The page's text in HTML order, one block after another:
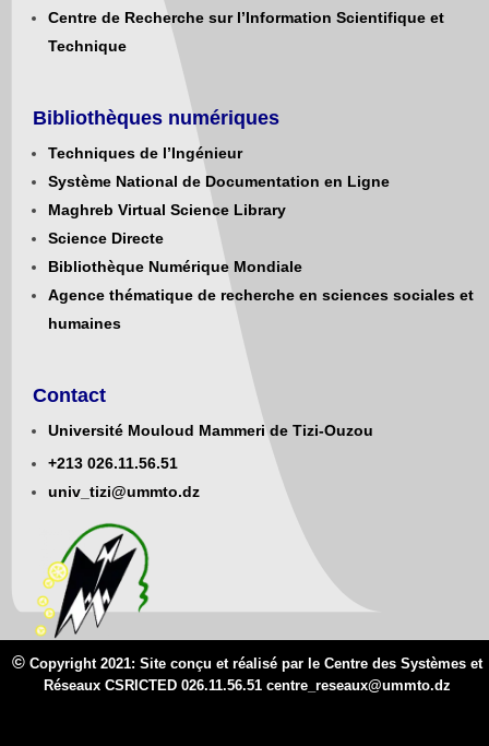
Centre de Recherche sur l’Information Scientifique et
Technique
Bibliothèques numériques
Techniques de l’Ingénieur
Système National de Documentation en Ligne
Maghreb Virtual Science Library
Science Directe
Bibliothèque Numérique Mondiale
Agence thématique de recherche en sciences sociales et
humaines
Contact
Université Mouloud Mammeri de Tizi-Ouzou
+213 026.11.56.51
univ_tizi@ummto.dz
© Copyright 2021: Site conçu et réalisé par le Centre des Systèmes et
Réseaux CSRICTED 026.11.56.51 centre_reseaux@ummto.dz